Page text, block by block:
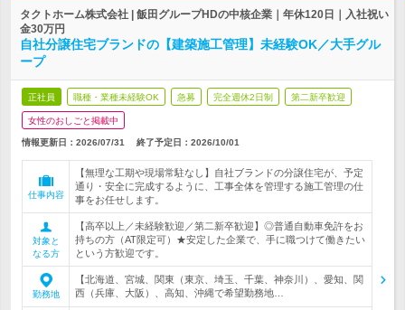
タクトホーム株式会社 | 飯田グループHDの中核企業｜年休120日｜入社祝い
金30万円
自社分譲住宅ブランドの【建築施工管理】未経験OK／大手グル
ープ
正社員 職種・業種未経験OK 急募 完全週休2日制 第二新卒歓迎
女性のおしごと掲載中
情報更新日：2026/07/31 終了予定日： 2026/10/01
仕事内容
【無理な工期や現場常駐なし】自社ブランドの分譲住宅が、予定
通り・安全に完成するように、工事全体を管理する施工管理の仕
事をお任せします。
対象と
なる方
【高卒以上／未経験歓迎／第二新卒歓迎】◎普通自動車免許をお
持ちの方（AT限定可）★安定した企業で、手に職つけて働きたい
という方歓迎です。
勤務地
【北海道、宮城、関東（東京、埼玉、千葉、神奈川）、愛知、関
西（兵庫、大阪）、高知、沖縄で希望勤務地…